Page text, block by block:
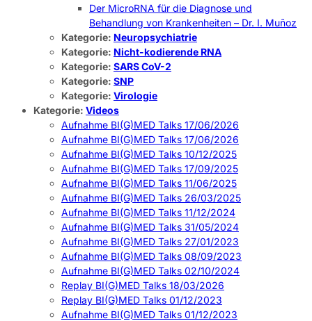
Der MicroRNA für die Diagnose und
Behandlung von Krankenheiten – Dr. I. Muñoz
Kategorie: Neuropsychiatrie
Kategorie: Nicht-kodierende RNA
Kategorie: SARS CoV-2
Kategorie: SNP
Kategorie: Virologie
Kategorie: Videos
Aufnahme BI(G)MED Talks 17/06/2026
Aufnahme BI(G)MED Talks 17/06/2026
Aufnahme BI(G)MED Talks 10/12/2025
Aufnahme BI(G)MED Talks 17/09/2025
Aufnahme BI(G)MED Talks 11/06/2025
Aufnahme BI(G)MED Talks 26/03/2025
Aufnahme BI(G)MED Talks 11/12/2024
Aufnahme BI(G)MED Talks 31/05/2024
Aufnahme BI(G)MED Talks 27/01/2023
Aufnahme BI(G)MED Talks 08/09/2023
Aufnahme BI(G)MED Talks 02/10/2024
Replay BI(G)MED Talks 18/03/2026
Replay BI(G)MED Talks 01/12/2023
Aufnahme BI(G)MED Talks 01/12/2023